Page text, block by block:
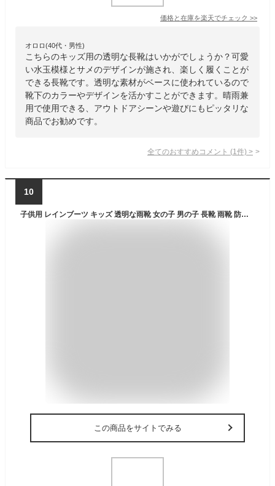
価格と在庫を楽天でチェック >>
オロロ(40代・男性)
こちらのキッズ用の透明な長靴はいかがでしょうか？可愛
い水玉模様とサメのデザインが施され、楽しく履くことが
できる長靴です。透明な素材がベースに使われているので
靴下のカラーやデザインを活かすことができます。晴雨兼
用で使用できる、アウトドアシーンや遊びにもピッタリな
商品でお勧めです。
全てのおすすめコメント (1 件) >
10
子供用 レインブーツ キッズ 透明な雨靴 女の子 男の子 長靴 雨靴 防水 子ども 幼児 小学生 通園 通学 雨具 軽量 軽い おしゃれ 17-22.5
この商品をサイトでみる